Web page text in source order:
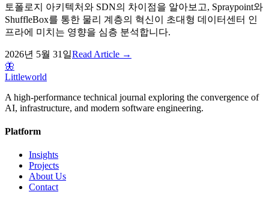
토폴로지 아키텍처와 SDN의 차이점을 알아보고, Spraypoint와
ShuffleBox를 통한 물리 계층의 혁신이 초대형 데이터센터 인
프라에 미치는 영향을 심층 분석합니다.
2026년 5월 31일Read Article →
🦋
Littleworld
A high-performance technical journal exploring the convergence of
AI, infrastructure, and modern software engineering.
Platform
Insights
Projects
About Us
Contact